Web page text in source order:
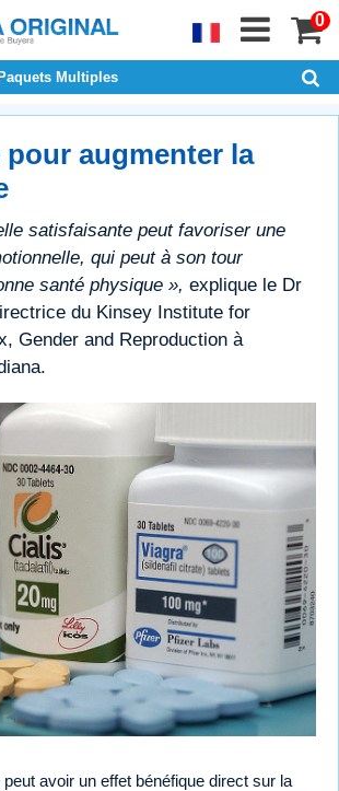
0
Multiples
pour augmenter la
satisfaisante peut favoriser une
qui peut à son tour
santé physique », explique le Dr
du Kinsey Institute for
Gender and Reproduction à
avoir un effet bénéfique direct sur la